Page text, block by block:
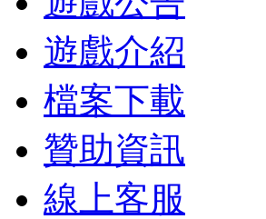
遊戲介紹
檔案下載
贊助資訊
線上客服